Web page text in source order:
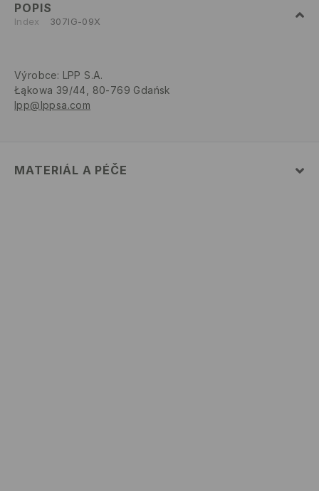
POPIS
Index 307IG-09X
Výrobce: LPP S.A.
Łąkowa 39/44, 80-769 Gdańsk
lpp@lppsa.com
MATERIÁL A PÉČE